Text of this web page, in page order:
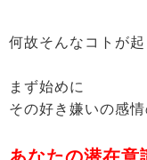
何故そんなコトが
まず始めに
その好き嫌いの感